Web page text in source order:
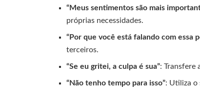
“Meus sentimentos são mais
próprias necessidades.
“Por que você está falando com essa
terceiros.
“Se eu gritei, a culpa é sua”: Transfere
“Não tenho tempo para isso”: Utiliza o